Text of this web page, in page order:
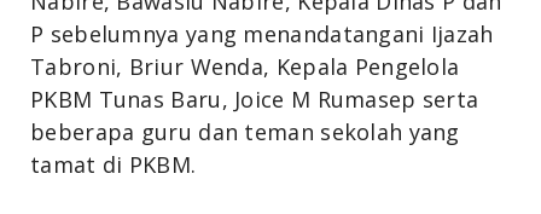
P sebelumnya yang menandatangani Ijazah
Tabroni, Briur Wenda, Kepala Pengelola
PKBM Tunas Baru, Joice M Rumasep serta
beberapa guru dan teman sekolah yang
tamat di PKBM.